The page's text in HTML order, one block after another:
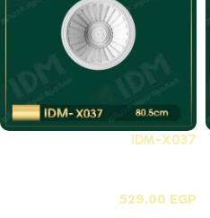
IDM-X037
529.00 EGP